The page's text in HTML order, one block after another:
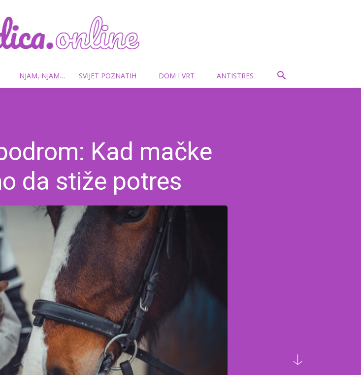
Frendica.online
NJAM, NJAM… SVIJET POZNATIH DOM I VRT ANTISTRES
Kad mačke
da stiže potres